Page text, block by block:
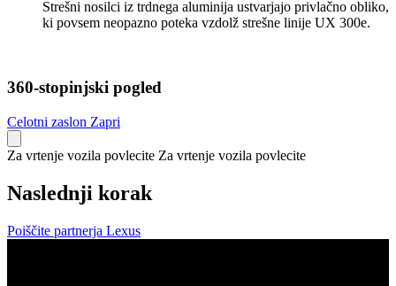
Strešni nosilci iz trdnega aluminija ustvarjajo privlačno obliko,
ki povsem neopazno poteka vzdolž strešne linije UX 300e.
360-stopinjski pogled
Celotni zaslon Zapri
Za vrtenje vozila povlecite Za vrtenje vozila povlecite
Naslednji korak
Poiščite partnerja Lexus